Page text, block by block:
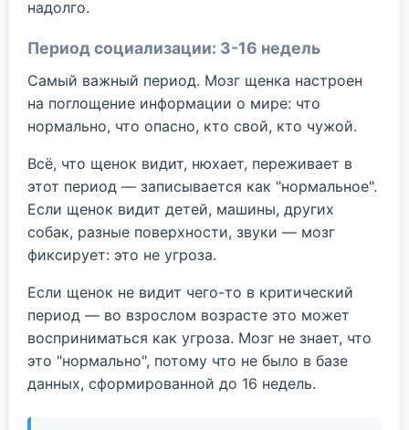
надолго.
Период социализации: 3-16 недель
Самый важный период. Мозг щенка настроен
на поглощение информации о мире: что
нормально, что опасно, кто свой, кто чужой.
Всё, что щенок видит, нюхает, переживает в
этот период — записывается как "нормальное".
Если щенок видит детей, машины, других
собак, разные поверхности, звуки — мозг
фиксирует: это не угроза.
Если щенок не видит чего-то в критический
период — во взрослом возрасте это может
восприниматься как угроза. Мозг не знает, что
это "нормально", потому что не было в базе
данных, сформированной до 16 недель.